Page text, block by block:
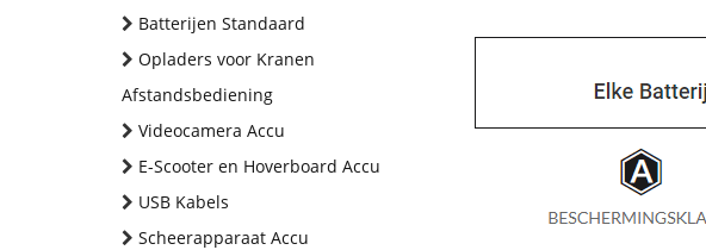
Batterijen Standaard
Opladers voor Kranen
Afstandsbediening
Videocamera Accu
E-Scooter en Hoverboard Accu
USB Kabels
Scheerapparaat Accu